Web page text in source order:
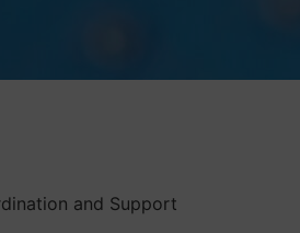
and Support